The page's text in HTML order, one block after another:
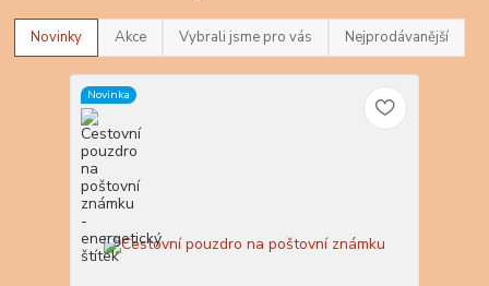
Novinky Akce Vybrali jsme pro vás Nejprodávanější
Novinka